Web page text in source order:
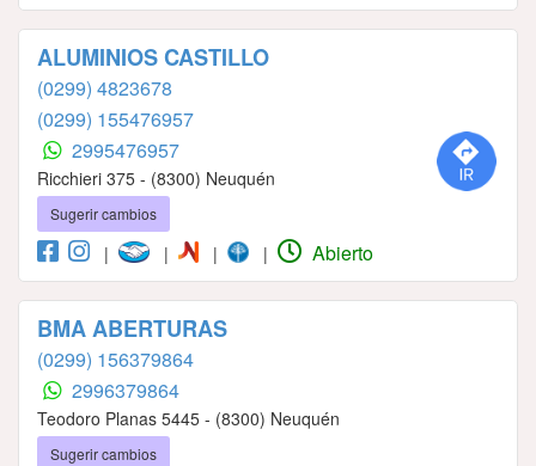
ALUMINIOS CASTILLO
(0299) 4823678
(0299) 155476957
2995476957
Ricchieri 375 - (8300) Neuquén
Sugerir cambios
| | | | Abierto
BMA ABERTURAS
(0299) 156379864
2996379864
Teodoro Planas 5445 - (8300) Neuquén
Sugerir cambios